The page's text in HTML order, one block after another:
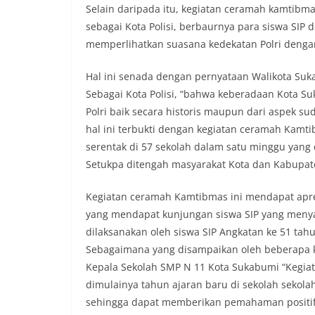
Selain daripada itu, kegiatan ceramah
sebagai Kota Polisi, berbaurnya para siswa
memperlihatkan suasana kedekatan Polri
Hal ini senada dengan pernyataan Walikota
Sebagai Kota Polisi, “bahwa keberadaan Kota
Polri baik secara historis maupun dari aspek
hal ini terbukti dengan kegiatan ceramah
serentak di 57 sekolah dalam satu minggu
Setukpa ditengah masyarakat Kota dan
Kegiatan ceramah Kamtibmas ini mendapat
yang mendapat kunjungan siswa SIP yang
dilaksanakan oleh siswa SIP Angkatan ke 51
Sebagaimana yang disampaikan oleh
Kepala Sekolah SMP N 11 Kota Sukabumi
dimulainya tahun ajaran baru di sekolah
sehingga dapat memberikan pemahaman